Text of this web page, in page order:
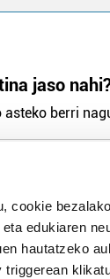
cookie
edukiaren
hautatzeko
triggerean
jaso
berri